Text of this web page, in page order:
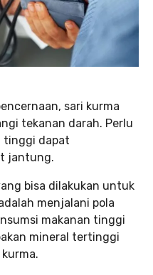
sari kurma
tekanan darah. Perlu
tinggi dapat
jantung.
bisa dilakukan untuk
menjalani pola
makanan tinggi
mineral tertinggi